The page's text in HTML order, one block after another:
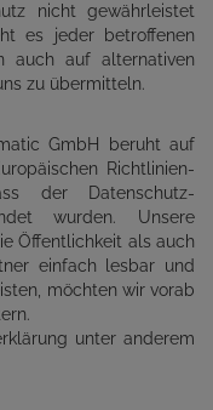
nicht gewährleistet
es jeder betroffenen
auch auf alternativen
zu übermitteln.
GmbH beruht auf
Richtlinien-
der Datenschutz-
wurden. Unsere
Öffentlichkeit als auch
einfach lesbar und
möchten wir vorab
unter anderem